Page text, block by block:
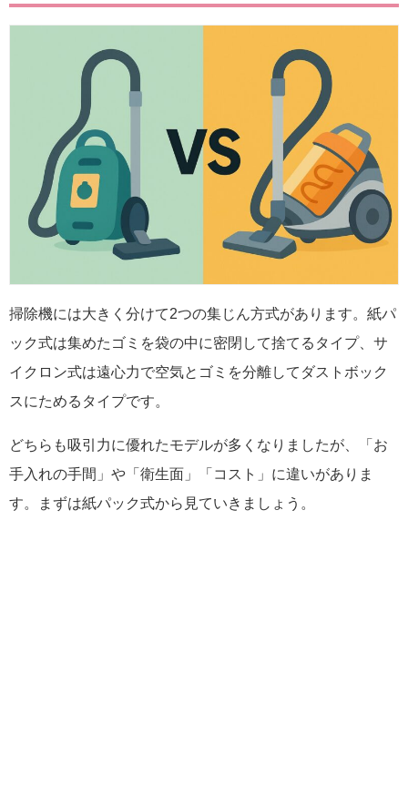
掃除機には大きく分けて2つの集じん方式があります。紙パ
ック式は集めたゴミを袋の中に密閉して捨てるタイプ、サ
イクロン式は遠心力で空気とゴミを分離してダストボック
スにためるタイプです。
どちらも吸引力に優れたモデルが多くなりましたが、「お
手入れの手間」や「衛生面」「コスト」に違いがありま
す。まずは紙パック式から見ていきましょう。